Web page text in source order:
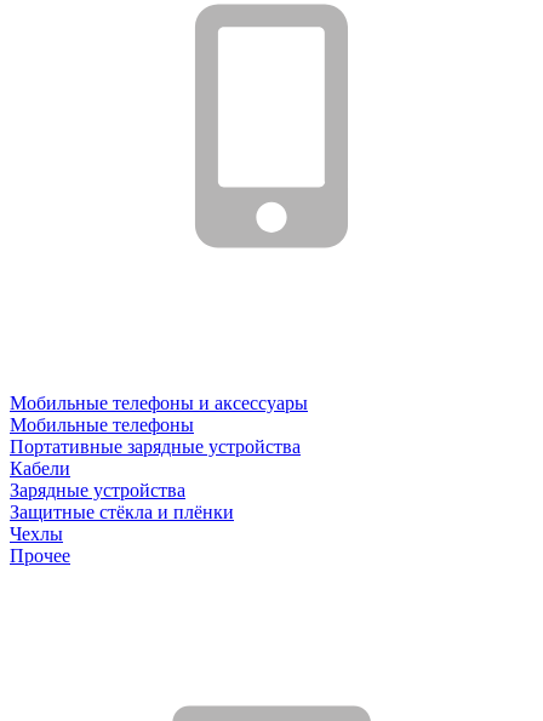
Мобильные телефоны и аксессуары
Мобильные телефоны
Портативные зарядные устройства
Кабели
Зарядные устройства
Защитные стёкла и плёнки
Чехлы
Прочее